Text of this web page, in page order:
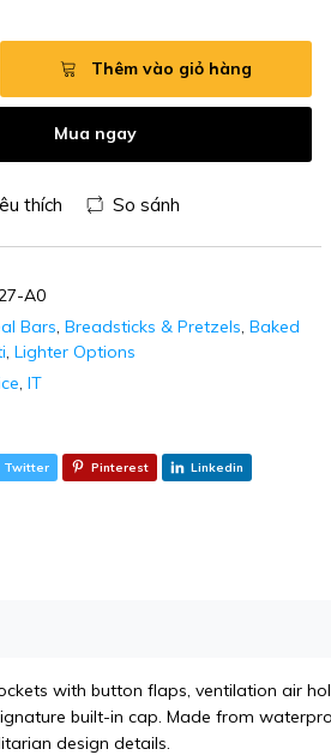
Thêm vào giỏ hàng
Mua ngay
thích So sánh
A0
Bars, Breadsticks & Pretzels, Baked
, Lighter Options
, IT
Twitter Pinterest Linkedin
with button flaps, ventilation air
built-in cap. Made from
design details.